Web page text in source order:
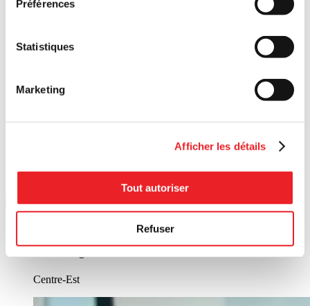
Préférences
Statistiques
Marketing
Afficher les détails
Tout autoriser
Refuser
PME MTL
PME MTL
Reset
13 Aug
Centre-Est